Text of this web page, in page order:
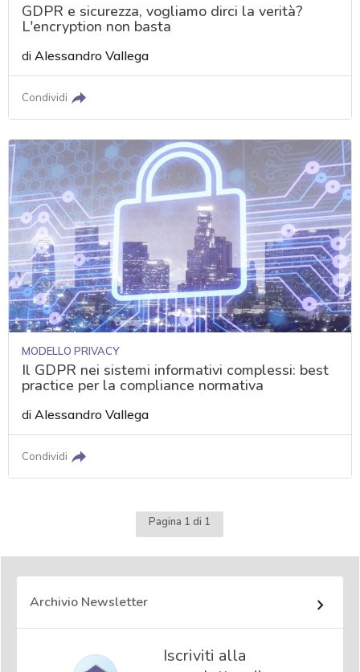
GDPR e sicurezza, vogliamo dirci la verità?
L'encryption non basta
diAlessandro Vallega
Condividi
MODELLO PRIVACY
Il GDPR nei sistemi informativi complessi: best
practice per la compliance normativa
diAlessandro Vallega
Condividi
Pagina 1 di 1
Archivio Newsletter
Iscriviti alla